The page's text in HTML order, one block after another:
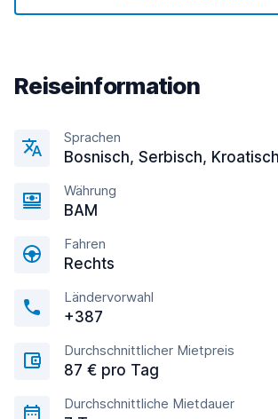
Reiseinformation
Sprachen
Bosnisch, Serbisch, Kroatisch
Währung
BAM
Fahren
Rechts
Ländervorwahl
+387
Durchschnittlicher Mietpreis
87 € pro Tag
Durchschnittliche Mietdauer